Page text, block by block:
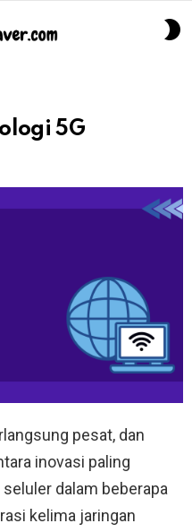
5G
pesat, dan
inovasi paling
dalam beberapa
kelima jaringan